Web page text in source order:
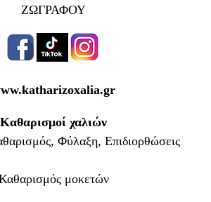
ΖΩΓΡΑΦΟΥ
Καθαρισμοί χαλιών
Φύλαξη, Επιδιορθώσεις
μοκετών